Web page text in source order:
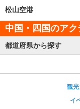
松山空港
中国・四国のア
都道府県から探す
観光
イ